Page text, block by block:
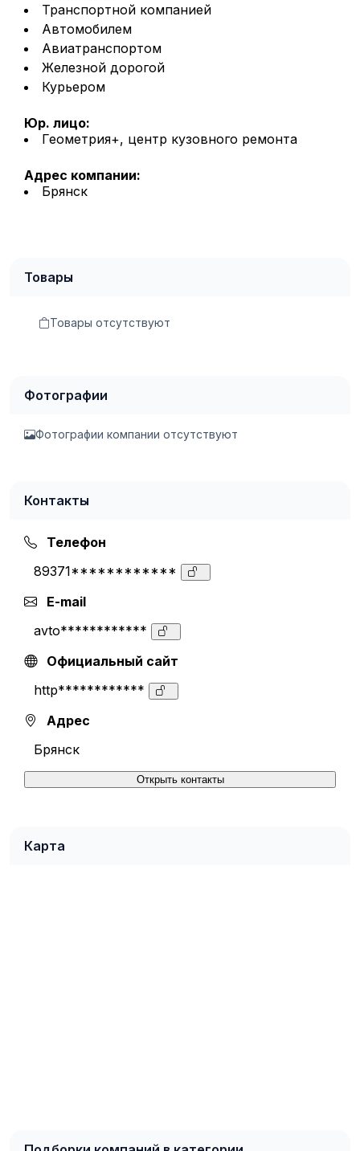
Транспортной компанией
Автомобилем
Авиатранспортом
Железной дорогой
Курьером
Юр. лицо:
Геометрия+, центр кузовного ремонта
Адрес компании:
Брянск
Товары
Товары отсутствуют
Фотографии
Фотографии компании отсутствуют
Контакты
Телефон
89371************
E-mail
avto************
Официальный сайт
http************
Адрес
Брянск
Открыть контакты
Карта